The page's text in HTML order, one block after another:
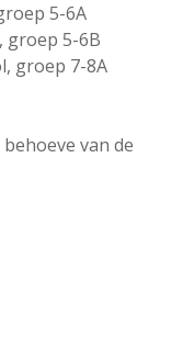
5-6A
groep 5-6B
groep 7-8A
van de